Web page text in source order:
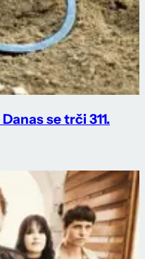
Danas se trči 311.